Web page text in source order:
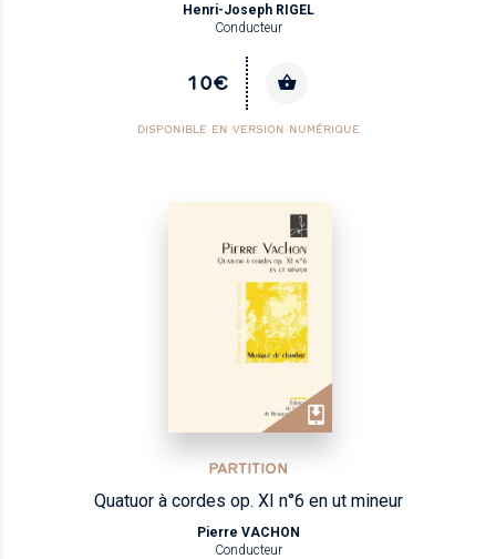
Henri-Joseph RIGEL
Conducteur
10€
DISPONIBLE EN VERSION NUMÉRIQUE
PARTITION
Quatuor à cordes op. XI n°6 en ut mineur
Pierre VACHON
Conducteur